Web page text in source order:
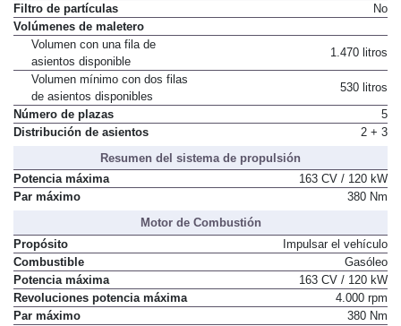
Filtro de partículas
No
Volúmenes de maletero
Volumen con una fila de
asientos disponible
1.470 litros
Volumen mínimo con dos filas
de asientos disponibles
530 litros
Número de plazas
5
Distribución de asientos
2 + 3
Resumen del sistema de propulsión
Potencia máxima
163 CV / 120 kW
Par máximo
380 Nm
Motor de Combustión
Propósito
Impulsar el vehículo
Combustible
Gasóleo
Potencia máxima
163 CV / 120 kW
Revoluciones potencia máxima
4.000 rpm
Par máximo
380 Nm